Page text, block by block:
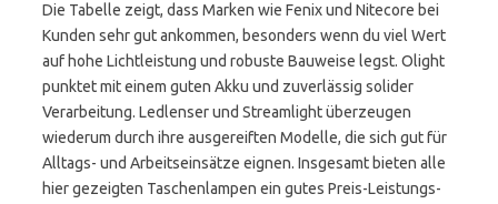
Die Tabelle zeigt, dass Marken wie Fenix und Nitecore bei
Kunden sehr gut ankommen, besonders wenn du viel Wert
auf hohe Lichtleistung und robuste Bauweise legst. Olight
punktet mit einem guten Akku und zuverlässig solider
Verarbeitung. Ledlenser und Streamlight überzeugen
wiederum durch ihre ausgereiften Modelle, die sich gut für
Alltags- und Arbeitseinsätze eignen. Insgesamt bieten alle
hier gezeigten Taschenlampen ein gutes Preis-Leistungs-